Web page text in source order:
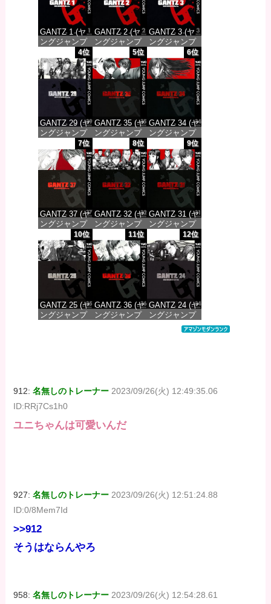
GANTZ 1 (ヤ
ングジャンプ
コミックス
DIGITAL)
価格：¥617
GANTZ 2 (ヤ
ングジャンプ
コミックス
DIGITAL)
価格：¥617
GANTZ 3 (ヤ
ングジャンプ
コミックス
DIGITAL)
価格：¥617
4位
GANTZ 29 (ヤ
ングジャンプ
コミックス
DIGITAL)
価格：¥647
5位
GANTZ 35 (ヤ
ングジャンプ
コミックス
DIGITAL)
価格：¥647
6位
GANTZ 34 (ヤ
ングジャンプ
コミックス
DIGITAL)
価格：¥647
7位
GANTZ 37 (ヤ
ングジャンプ
コミックス
DIGITAL)
価格：¥647
8位
GANTZ 32 (ヤ
ングジャンプ
コミックス
DIGITAL)
価格：¥647
9位
GANTZ 31 (ヤ
ングジャンプ
コミックス
DIGITAL)
価格：¥647
10位
GANTZ 25 (ヤ
ングジャンプ
11位
GANTZ 36 (ヤ
ングジャンプ
12位
GANTZ 24 (ヤ
ングジャンプ
コミックス
912:名無しのトレーナー 2023/09/26(火) 12:49:35.06
ID:RRj7Cs1h0
ユニちゃんは可愛いんだ
927:名無しのトレーナー 2023/09/26(火) 12:51:24.88
ID:0/8Mem7Id
>>912
そうはならんやろ
958:名無しのトレーナー 2023/09/26(火) 12:54:28.61